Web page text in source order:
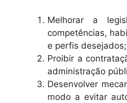
Melhorar a
competências,
e perfis desejados;
Proibir a
administração
Desenvolver
modo a evitar